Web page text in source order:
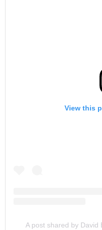
View this
A post shared by David